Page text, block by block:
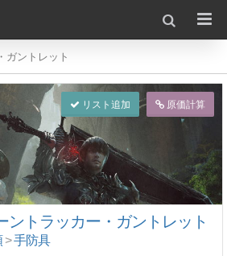
ガントレット
リスト追加 原価計算
ントラッカー・ガントレット
>手防具